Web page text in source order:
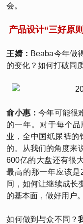
会。
产品设计“三好原
王婧： Beaba今年做
的变化？如何打破同
俞小惠：今年可能很
的一年。对于每个
业，全中国纸尿裤的
的。从我们的角度来
600亿的大盘还有很
最高的那一年应该
间，如何让继续成长
的基本面，做好用户
如何做到与众不同？